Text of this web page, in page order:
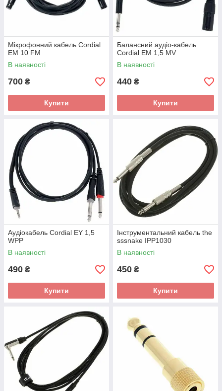
Мікрофонний кабель Cordial
EM 10 FM
В наявності
700 ₴
Купити
Балансний аудіо-кабель
Cordial EM 1,5 MV
В наявності
440 ₴
Купити
Аудіокабель Cordial EY 1,5
WPP
В наявності
490 ₴
Купити
Інструментальний кабель the
sssnake IPP1030
В наявності
450 ₴
Купити